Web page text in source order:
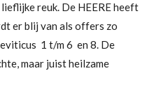
reuk. De HEERE heeft
er blij van als offers zo
1 t/m 6 en 8. De
maar juist heilzame